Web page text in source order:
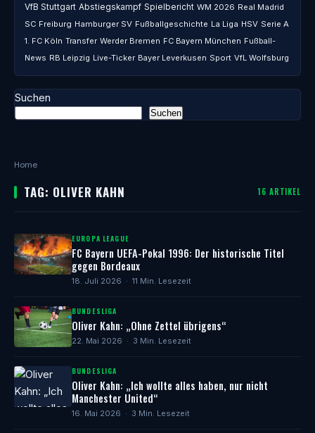
Home
TAG: OLIVER KAHN 16 ARTIKEL
EUROPA LEAGUE
FC Bayern UEFA-Pokal 1996: Der historische Titel
gegen Bordeaux
18. Juli 2026 · 11 Min. Lesezeit
BUNDESLIGA
Oliver Kahn: „Ohne Zettel übrigens“
22. Mai 2026 · 3 Min. Lesezeit
BUNDESLIGA
Oliver Kahn: „Ich wollte alles haben, nur nicht
Manchester United“
16. Mai 2026 · 3 Min. Lesezeit
VfB Stuttgart Abstiegskampf Spielbericht WM 2026 Real Madrid
SC Freiburg Hamburger SV Fußballgeschichte La Liga HSV Serie A
1. FC Köln Transfer Werder Bremen FC Bayern München Fußball-
News RB Leipzig Live-Ticker Bayer Leverkusen Sport VfL Wolfsburg
Suchen
Suchen